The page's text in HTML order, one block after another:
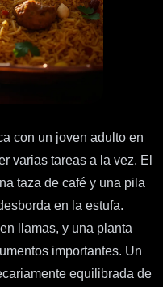
con un joven adulto en
varias tareas a la vez. El
taza de café y una pila
en la estufa.
llamas, y una planta
importantes. Un
equilibrada de